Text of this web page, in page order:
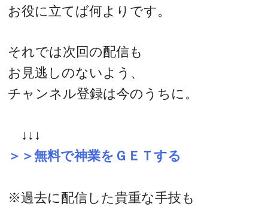
お役に立てば何よりです。
それでは次回の配信も
お見逃しのないよう、
チャンネル登録は今のうちに。
↓↓↓
＞＞無料で神業をＧＥＴする
※過去に配信した貴重な手技も